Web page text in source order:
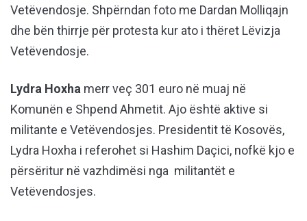
Vetëvendosje. Shpërndan foto me Dardan Molliqajn
dhe bën thirrje për protesta kur ato i thëret Lëvizja
Vetëvendosje.
Lydra Hoxha merr veç 301 euro në muaj në
Komunën e Shpend Ahmetit. Ajo është aktive si
militante e Vetëvendosjes. Presidentit të Kosovës,
Lydra Hoxha i referohet si Hashim Daçici, nofkë kjo e
përsëritur në vazhdimësi nga militantët e
Vetëvendosjes.